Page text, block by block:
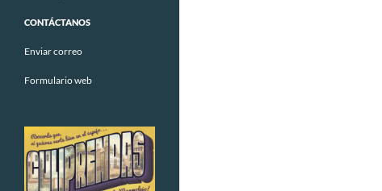
CONTÁCTANOS
Enviar correo
Formulario web